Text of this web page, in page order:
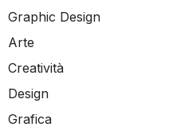
Graphic Design
Arte
Creatività
Design
Grafica